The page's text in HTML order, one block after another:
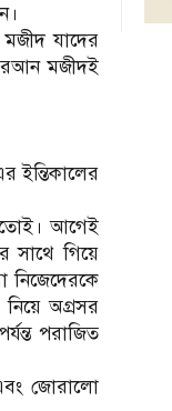
যাদের
মজীদই
ইন্তিকালের
আগেই
সাথে গিয়ে
নিজেদেরকে
অগ্রসর
পরাজিত
জোরালো